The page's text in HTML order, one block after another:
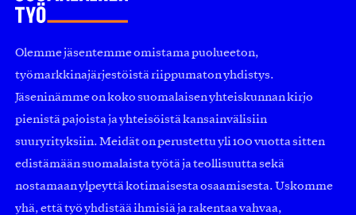
Olemme jäsentemme omistama puolueeton,
työmarkkinajärjestöistä riippumaton yhdistys.
Jäseninämme on koko suomalaisen yhteiskunnan kirjo
pienistä pajoista ja yhteisöistä kansainvälisiin
suuryrityksiin. Meidät on perustettu yli 100 vuotta sitten
edistämään suomalaista työtä ja teollisuutta sekä
nostamaan ylpeyttä kotimaisesta osaamisesta. Uskomme
yhä, että työ yhdistää ihmisiä ja rakentaa vahvaa,